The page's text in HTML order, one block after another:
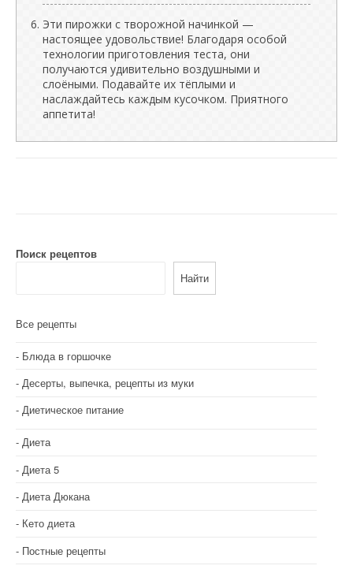
Эти пирожки с творожной начинкой —
настоящее удовольствие! Благодаря особой
технологии приготовления теста, они
получаются удивительно воздушными и
слоёными. Подавайте их тёплыми и
наслаждайтесь каждым кусочком. Приятного
аппетита!
Поиск рецептов
Найти
Все рецепты
Блюда в горшочке
Десерты, выпечка, рецепты из муки
Диетическое питание
Диета
Диета 5
Диета Дюкана
Кето диета
Постные рецепты